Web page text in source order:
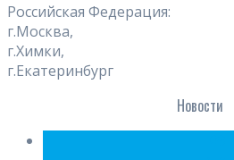
Российская Федерация:
г.Москва,
г.Химки,
г.Екатеринбург
Новости